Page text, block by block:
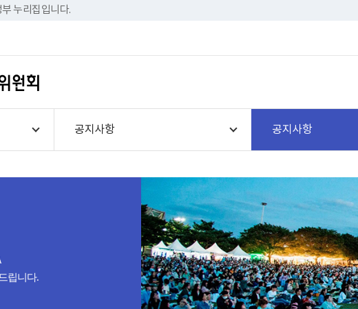
누리집입니다.
공지사항 공지사항
립니다.